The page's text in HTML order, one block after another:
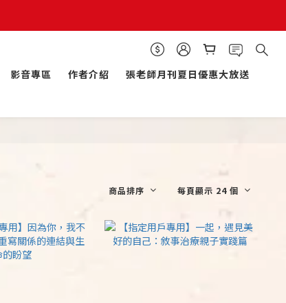
影音專區 作者介紹
張老師月刊夏日優惠大放送
商品排序 每頁顯示 24 個